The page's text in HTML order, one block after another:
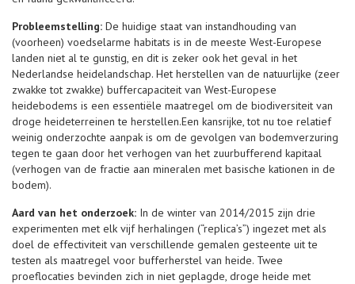
Probleemstelling: De huidige staat van instandhouding van
(voorheen) voedselarme habitats is in de meeste West-Europese
landen niet al te gunstig, en dit is zeker ook het geval in het
Nederlandse heidelandschap. Het herstellen van de natuurlijke (zeer
zwakke tot zwakke) buffercapaciteit van West-Europese
heidebodems is een essentiële maatregel om de biodiversiteit van
droge heideterreinen te herstellen.Een kansrijke, tot nu toe relatief
weinig onderzochte aanpak is om de gevolgen van bodemverzuring
tegen te gaan door het verhogen van het zuurbufferend kapitaal
(verhogen van de fractie aan mineralen met basische kationen in de
bodem).
Aard van het onderzoek: In de winter van 2014/2015 zijn drie
experimenten met elk vijf herhalingen (“replica’s”) ingezet met als
doel de effectiviteit van verschillende gemalen gesteente uit te
testen als maatregel voor bufferherstel van heide. Twee
proeflocaties bevinden zich in niet geplagde, droge heide met